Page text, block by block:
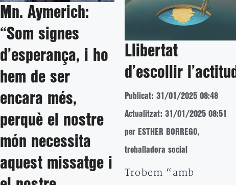
Mn. Aymerich:
“Som signes
d’esperança, i ho
hem de ser
encara més,
perquè el nostre
món necessita
aquest missatge i
Llibertat
d’escollir l’actitud
Publicat: 31/01/2025 08:48
Actualitzat: 31/01/2025 08:51
per ESTHER BORREGO,
treballadora social
Trobem “amb